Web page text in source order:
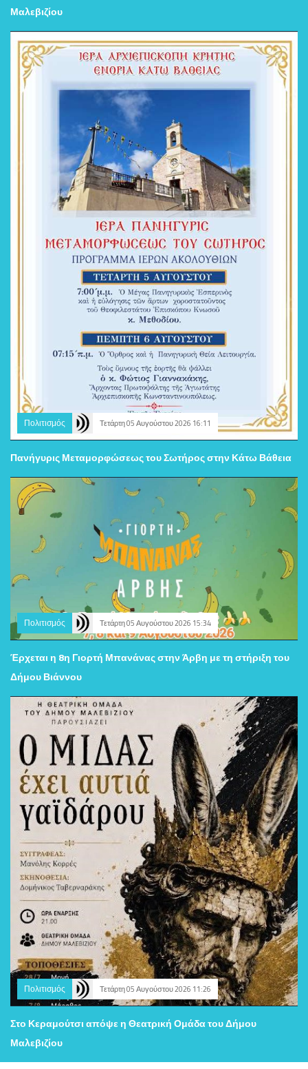
Μαλεβιζίου
Πολιτισμός Τετάρτη 05 Αυγούστου 2026 16:11
Πανήγυρις Μεταμορφώσεως του Σωτήρος στην Κάτω Βάθεια
Πολιτισμός Τετάρτη 05 Αυγούστου 2026 15:34
Έρχεται η 8η Γιορτή Μπανάνας στην Άρβη με τη στήριξη του
Δήμου Βιάννου
Πολιτισμός Τετάρτη 05 Αυγούστου 2026 11:26
Στο Κεραμούτσι απόψε η Θεατρική Ομάδα του Δήμου
Μαλεβιζίου